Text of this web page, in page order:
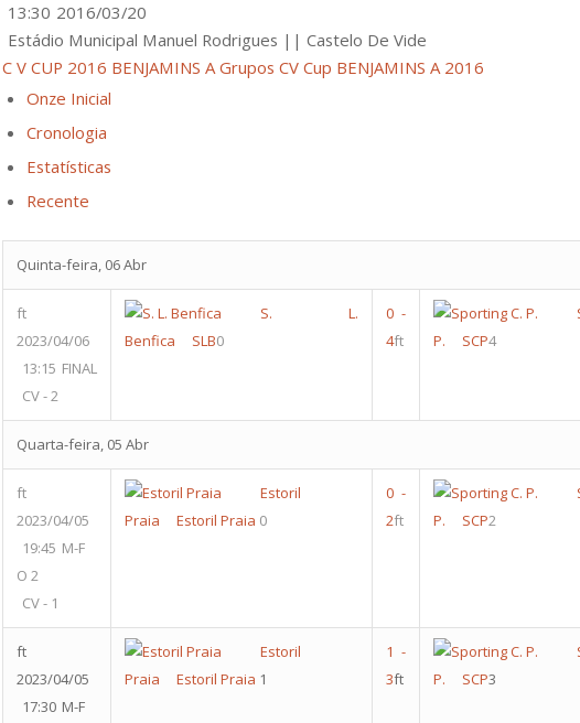
2016/03/20
13:30
Estádio Municipal Manuel Rodrigues || Castelo De Vide
C V CUP 2016 BENJAMINS A Grupos CV Cup BENJAMINS A 2016
Onze Inicial
Cronologia
Estatísticas
Recente
Quinta-feira, 06 Abr
ft
2023/04/06
13:15 FINAL
CV - 2
S. L.
Benfica
SLB0
0 -
4ft
P.
SCP4
Quarta-feira, 05 Abr
ft
2023/04/05
19:45 M-F
O 2
CV - 1
Estoril
Praia
Estoril Praia 0
0 -
2ft
P.
SCP2
ft
2023/04/05
17:30 M-F
Estoril
Praia
Estoril Praia 1
1 -
3ft
P.
SCP3